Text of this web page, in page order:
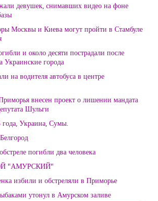
девушек, снимавших видео на фоне
Москвы и Киева могут пройти в Стамбуле
и около десяти пострадали после
Украинские города
на водителя автобуса в центре
внесен проект о лишении мандата
Шульги
Украина, Сумы.
погибли два человека
"АМУРСКИЙ"
избили и обстреляли в Приморье
утонул в Амурском заливе